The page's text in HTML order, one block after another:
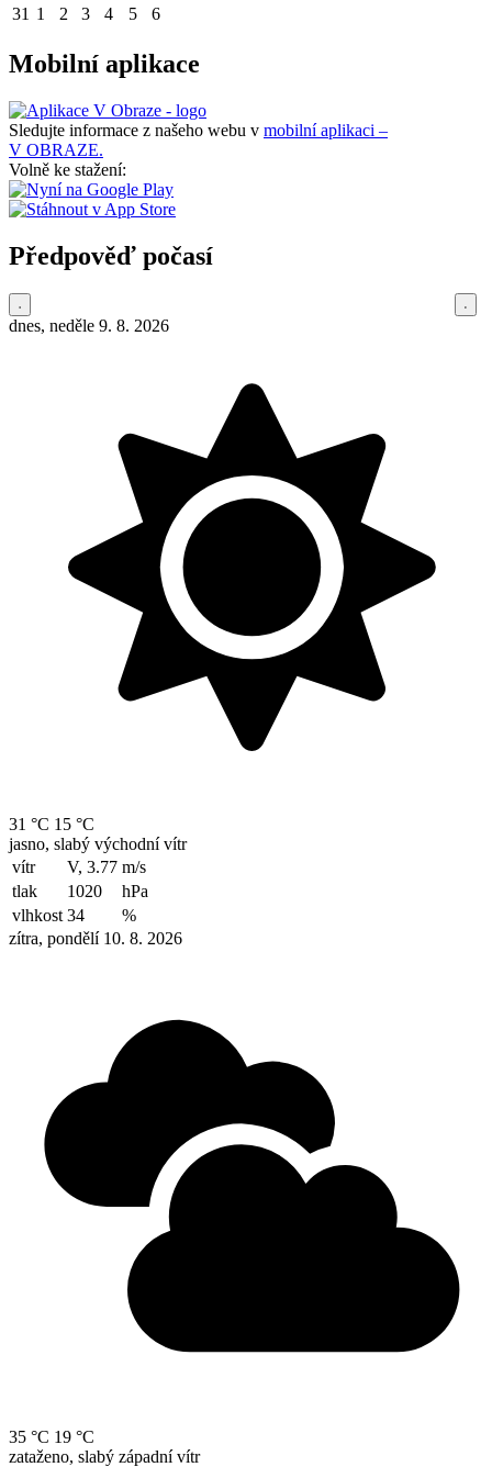
31 1 2 3 4 5 6
Mobilní aplikace
Sledujte informace z našeho webu v mobilní aplikaci –
V OBRAZE.
Volně ke stažení:
Předpověď počasí
dnes, neděle 9. 8. 2026
31 °C 15 °C
jasno, slabý východní vítr
vítr
V, 3.77 m/s
tlak
1020
hPa
vlhkost 34
%
zítra, pondělí 10. 8. 2026
35 °C 19 °C
zataženo, slabý západní vítr